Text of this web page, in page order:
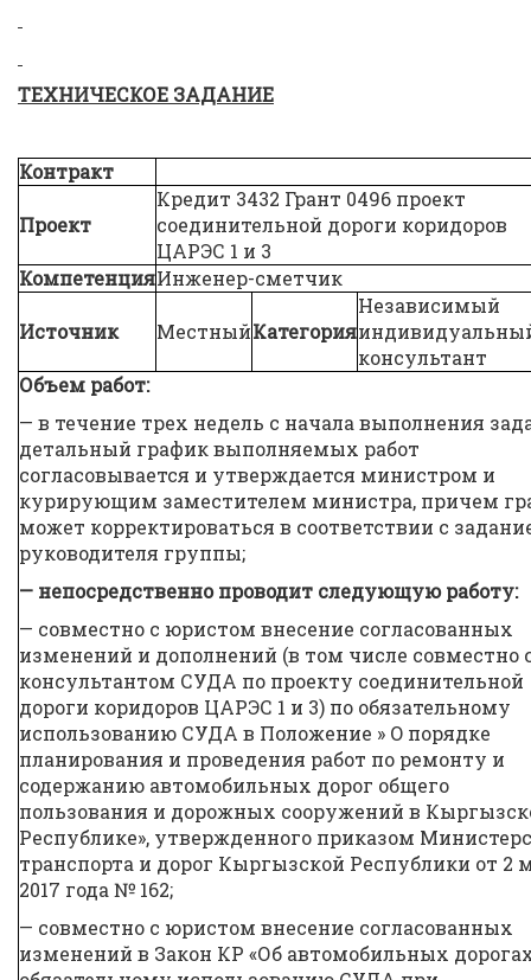
ТЕХНИЧЕСКОЕ ЗАДАНИЕ
Контракт
Проект
Кредит 3432 Грант 0496 проект
соединительной дороги коридоров
ЦАРЭС 1 и 3
КомпетенцияИнженер-сметчик
Источник МестныйКатегория
Независимый
консультант
Объем работ:
— в течение трех недель с начала выполнения
детальный график выполняемых работ
согласовывается и утверждается министром и
курирующим заместителем министра, причем
может корректироваться в соответствии с
руководителя группы;
— непосредственно проводит следующую работу:
— совместно с юристом внесение согласованных
изменений и дополнений (в том числе совместно
консультантом СУДА по проекту соединительной
дороги коридоров ЦАРЭС 1 и 3) по обязательному
использованию СУДА в Положение » O порядке
планирования и проведения работ по ремонту и
содержанию автомобильных дорог общего
пользования и дорожных сооружений в
Республике», утвержденного приказом
транспорта и дорог Кыргызской Республики от 2
2017 года № 162;
— совместно с юристом внесение согласованных
изменений в Закон КР «Об автомобильных